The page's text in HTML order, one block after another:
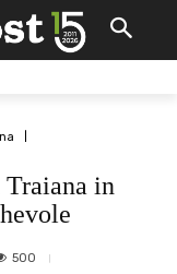
Traiana in
500